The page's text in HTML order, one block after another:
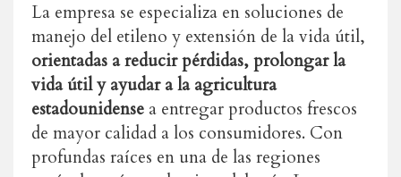
La empresa se especializa en soluciones de
manejo del etileno y extensión de la vida útil,
orientadas a reducir pérdidas, prolongar la
vida útil y ayudar a la agricultura
estadounidense a entregar productos frescos
de mayor calidad a los consumidores. Con
profundas raíces en una de las regiones